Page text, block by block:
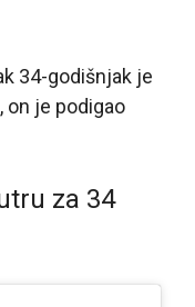
34-godišnjak je
on je podigao
za 34